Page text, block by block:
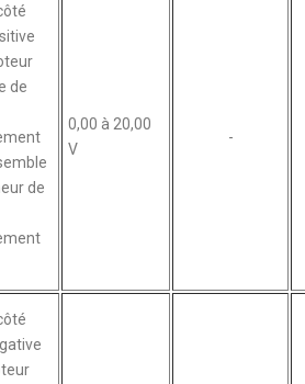
de
de
0,00 à 20,00
V
-